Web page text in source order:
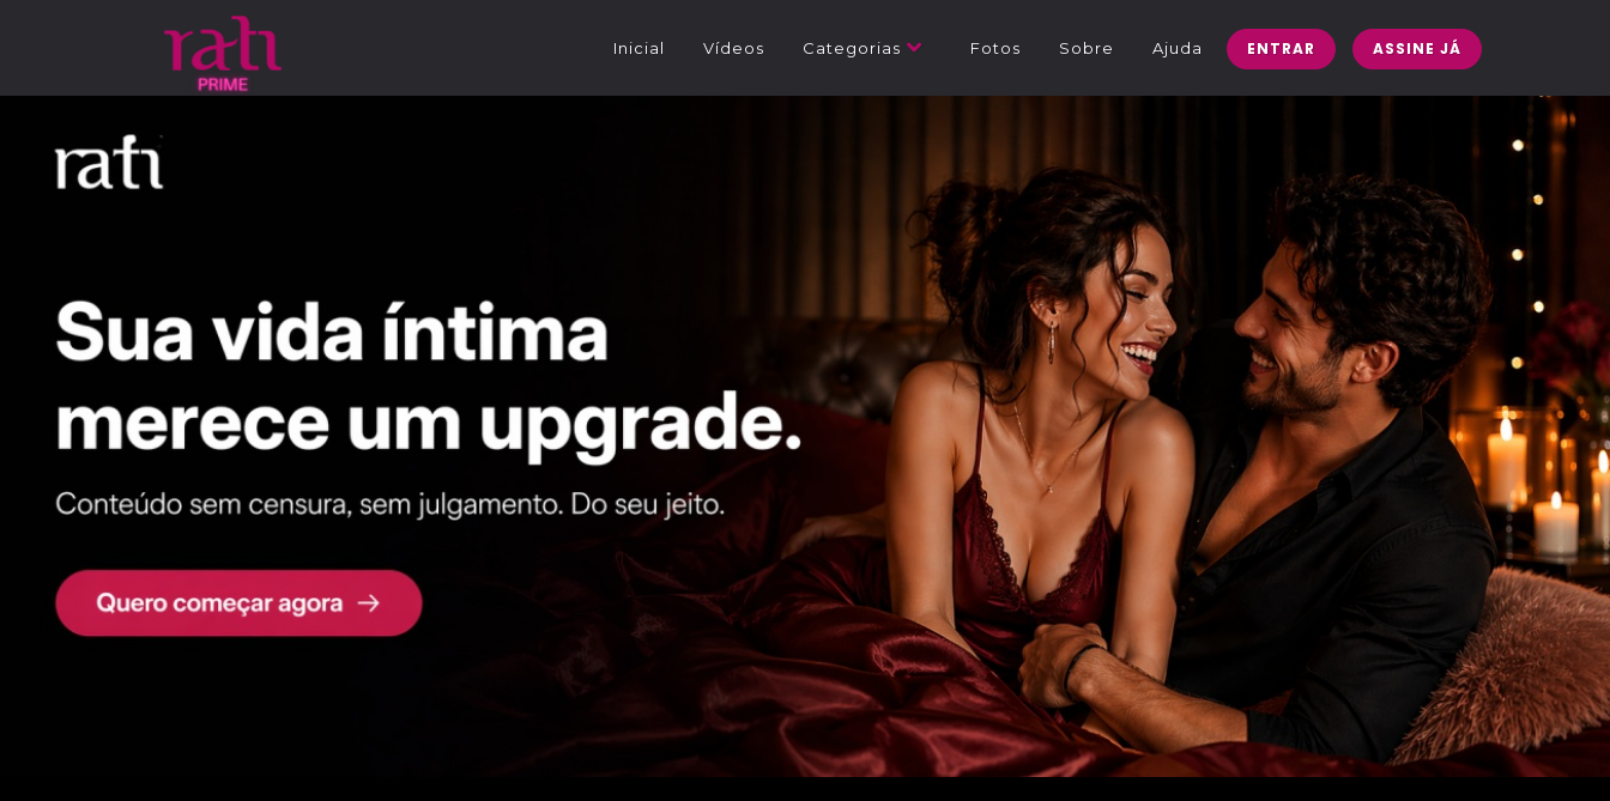
Inicial Vídeos Categorias Fotos Sobre Ajuda ENTRAR ASSINE JÁ